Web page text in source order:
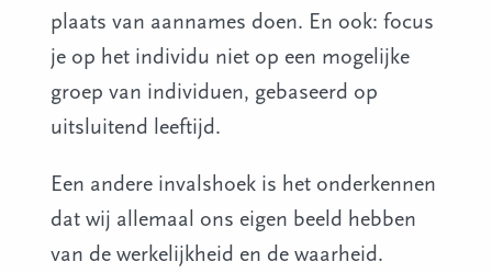
plaats van aannames doen. En ook: focus
je op het individu niet op een mogelijke
groep van individuen, gebaseerd op
uitsluitend leeftijd.
Een andere invalshoek is het onderkennen
dat wij allemaal ons eigen beeld hebben
van de werkelijkheid en de waarheid.